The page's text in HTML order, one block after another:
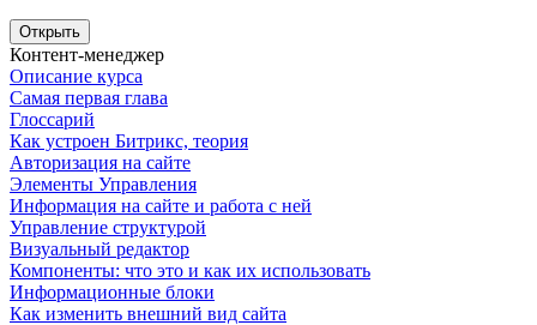
Открыть
Контент-менеджер
Описание курса
Самая первая глава
Глоссарий
Как устроен Битрикс, теория
Авторизация на сайте
Элементы Управления
Информация на сайте и работа с ней
Управление структурой
Визуальный редактор
Компоненты: что это и как их использовать
Информационные блоки
Как изменить внешний вид сайта